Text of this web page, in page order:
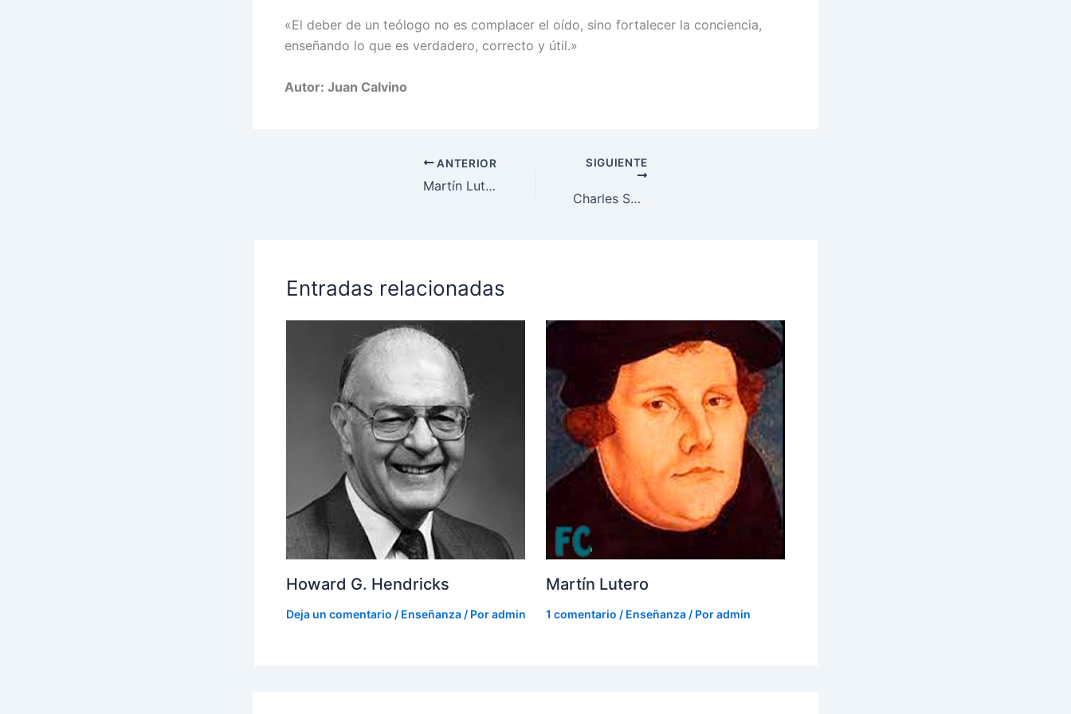
«El deber de un teólogo no es complacer el oído, sino fortalecer la conciencia,
enseñando lo que es verdadero, correcto y útil.»
Autor: Juan Calvino
ANTERIOR
Martín Lutero
SIGUIENTE
Charles Spurgeon
Entradas relacionadas
Howard G. Hendricks
Deja un comentario / Enseñanza/ Poradmin
Martín Lutero
1 comentario / Enseñanza/ Poradmin